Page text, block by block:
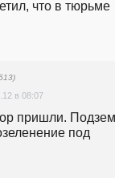
что в тюрьме
в 08:07
пришли.
под